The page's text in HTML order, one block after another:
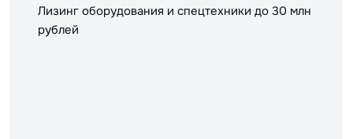
Лизинг оборудования и спецтехники до 30 млн
рублей